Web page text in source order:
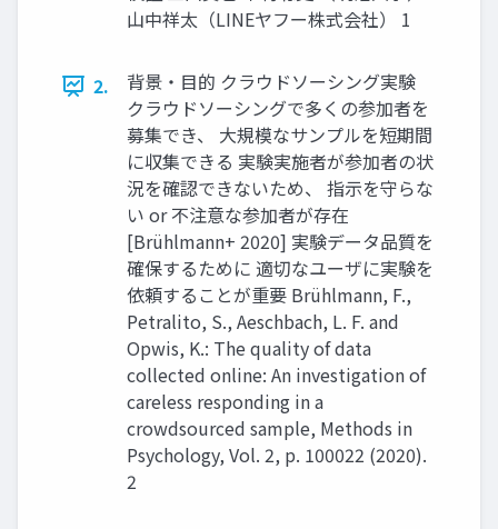
山中祥太（LINEヤフー株式会社） 1
2.
背景・目的 クラウドソーシング実験
クラウドソーシングで多くの参加者を
募集でき、 大規模なサンプルを短期間
に収集できる 実験実施者が参加者の状
況を確認できないため、 指示を守らな
い or 不注意な参加者が存在
[Brühlmann+ 2020] 実験データ品質を
確保するために 適切なユーザに実験を
依頼することが重要 Brühlmann, F.,
Petralito, S., Aeschbach, L. F. and
Opwis, K.: The quality of data
collected online: An investigation of
careless responding in a
crowdsourced sample, Methods in
Psychology, Vol. 2, p. 100022 (2020).
2